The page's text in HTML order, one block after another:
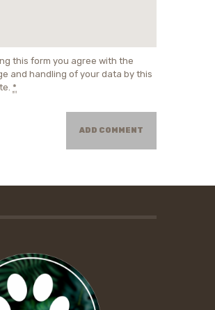
this form you agree with the
and handling of your data by this
*